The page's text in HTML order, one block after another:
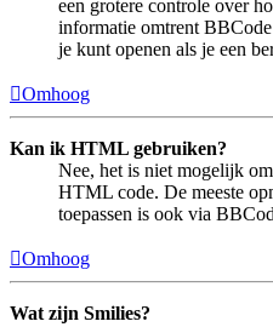
een grotere controle over
informatie omtrent
je kunt openen als je een
Omhoog
Kan ik HTML gebruiken?
Nee, het is niet mogelijk
HTML code. De meeste
toepassen is ook via
Omhoog
Wat zijn Smilies?